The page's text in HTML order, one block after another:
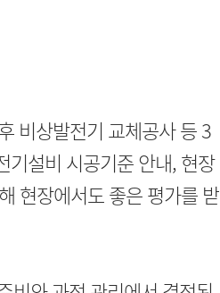
비상발전기 교체공사 등 3
기설비 시공기준 안내, 현장
현장에서도 좋은 평가를 받